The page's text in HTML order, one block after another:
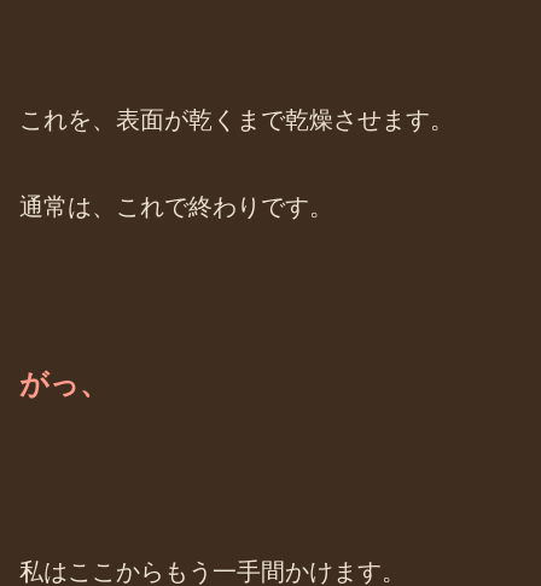
これを、表面が乾くまで乾燥させます。
通常は、これで終わりです。
がっ、
私はここからもう一手間かけます。